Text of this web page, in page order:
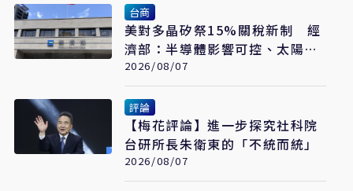
台商
美對多晶矽祭15%關稅新制 經
濟部：半導體影響可控、太陽能
產業衝擊有限
2026/08/07
評論
【梅花評論】進一步探究社科院
台研所長朱衛東的「不統而統」
2026/08/07